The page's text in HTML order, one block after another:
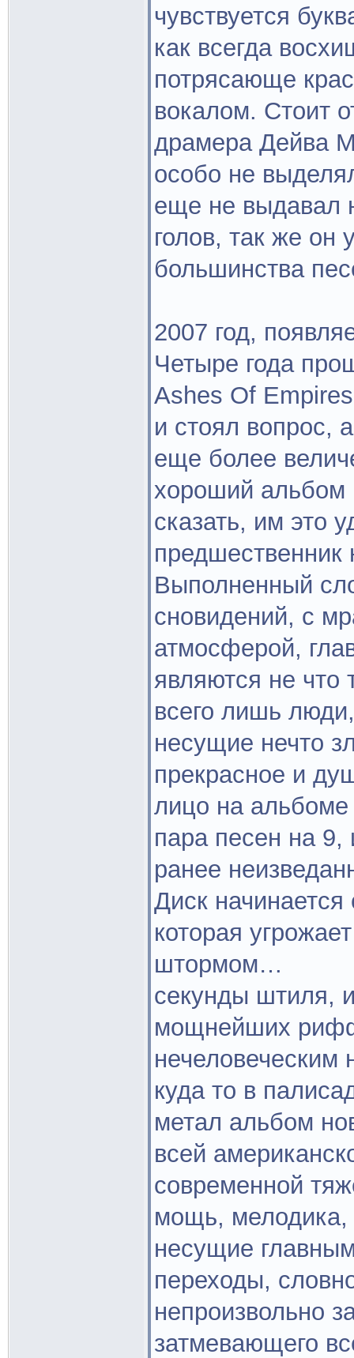
чувствуется
как всегда
потрясающе
вокалом. Стоит
драмера Дейва
особо не
еще не выдавал
голов, так же он
большинства
2007 год,
Четыре года
Ashes Of
и стоял вопрос,
еще более
хороший альбом
сказать, им это
предшественник
Выполненный
сновидений, с
атмосферой,
являются не что
всего лишь люди,
несущие нечто
прекрасное и
лицо на альбоме
пара песен на 9,
ранее
Диск
которая
штормом…
секунды штиля,
мощнейших
куда то в
метал альбом
всей
современной
мощь, мелодика,
несущие
переходы,
непроизвольно
затмевающего